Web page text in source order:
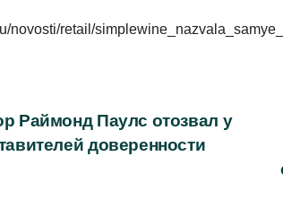
novosti/retail/
Раймонд Паулс отозвал у
доверенности